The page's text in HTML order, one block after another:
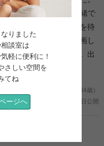
れていました。夫に内緒で
を隠しながら、帰宅を待
て密かにスマホで録画し
くりしていました笑。出
気分になります。
/初めての妊娠 (海外/Milky20/34歳）
2021年04月19日公開
だ産婦人科へ
りました
談室は
軽に便利に！
さしい空間を
てね
ージへ